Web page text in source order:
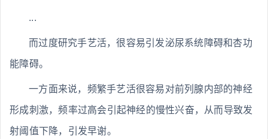
...
而过度研究手艺活，很容易引发泌尿系统障碍和杏功
能障碍。
一方面来说，频繁手艺活很容易对前列腺内部的神经
形成刺激，频率过高会引起神经的慢性兴奋，从而导致发
射阈值下降，引发早谢。